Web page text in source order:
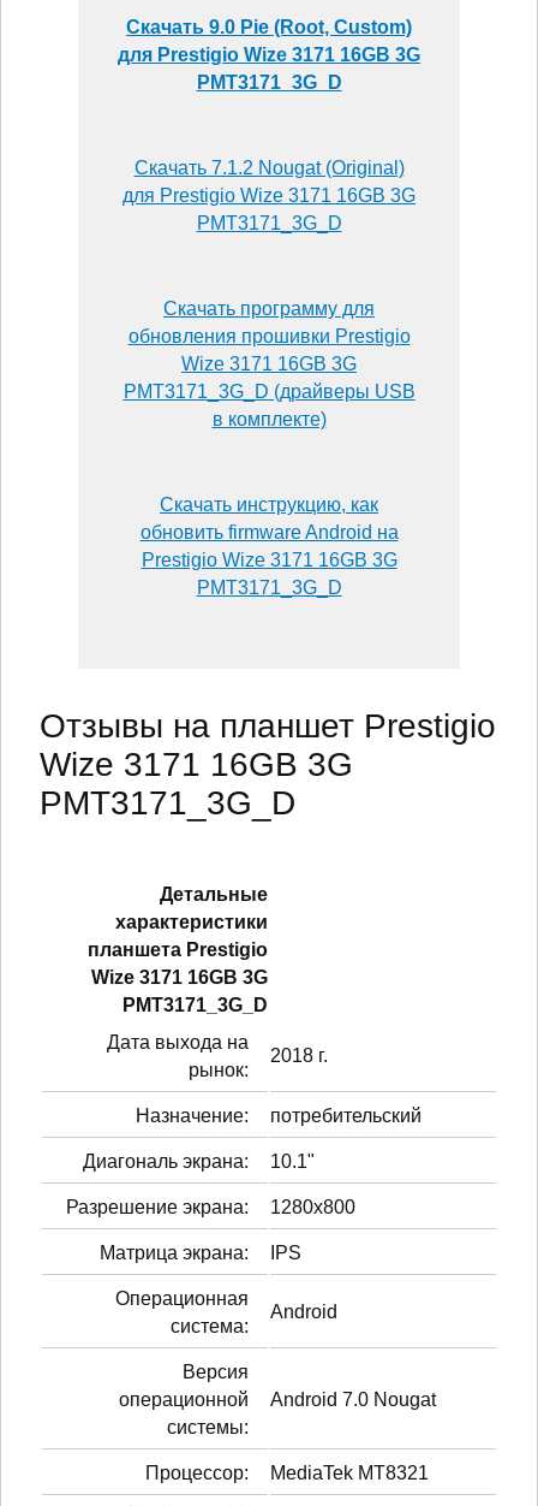
Скачать 9.0 Pie (Root, Custom)
для Prestigio Wize 3171 16GB 3G
PMT3171_3G_D
Скачать 7.1.2 Nougat (Original)
для Prestigio Wize 3171 16GB 3G
PMT3171_3G_D
Скачать программу для
обновления прошивки Prestigio
Wize 3171 16GB 3G
PMT3171_3G_D (драйверы USB
в комплекте)
Скачать инструкцию, как
обновить firmware Android на
Prestigio Wize 3171 16GB 3G
PMT3171_3G_D
Отзывы на планшет Prestigio
Wize 3171 16GB 3G
PMT3171_3G_D
Детальные
характеристики
планшетa Prestigio
Wize 3171 16GB 3G
PMT3171_3G_D
Дата выхода на
рынок:
2018 г.
Назначение: потребительский
Диагональ экрана: 10.1"
Разрешение экрана: 1280x800
Матрица экрана: IPS
Операционная
система:
Android
Версия
операционной
системы:
Android 7.0 Nougat
Процессор: MediaTek MT8321